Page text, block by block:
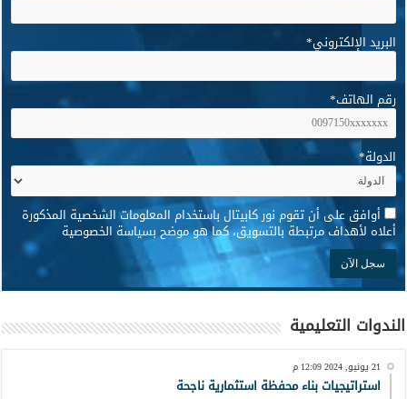
البريد الإلكتروني*
رقم الهاتف*
الدولة*
* أوافق على أن تقوم نور كابيتال باستخدام المعلومات الشخصية المذكورة
أعلاه لأهداف مرتبطة بالتسويق، كما هو موضح بسياسة الخصوصية
الندوات التعليمية
21 يونيو, 2024 12:09 م
استراتيجيات بناء محفظة استثمارية ناجحة